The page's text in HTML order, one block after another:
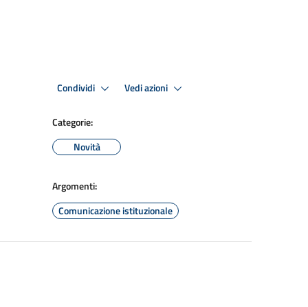
Condividi Vedi azioni
Categorie:
Novità
Argomenti:
Comunicazione istituzionale